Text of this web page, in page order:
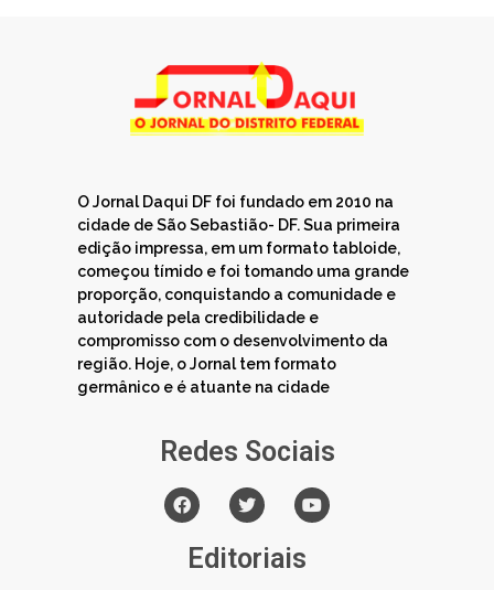
O Jornal Daqui DF foi fundado em 2010 na
cidade de São Sebastião- DF. Sua primeira
edição impressa, em um formato tabloide,
começou tímido e foi tomando uma grande
proporção, conquistando a comunidade e
autoridade pela credibilidade e
compromisso com o desenvolvimento da
região. Hoje, o Jornal tem formato
germânico e é atuante na cidade
Redes Sociais
Editoriais